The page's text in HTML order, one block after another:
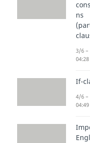
ns
3/6 –
04:28
If-
4/6 –
04:49